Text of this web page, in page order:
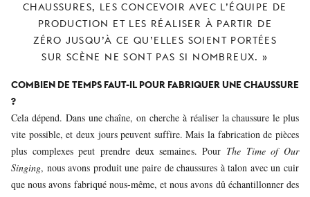
CHAUSSURES, LES CONCEVOIR AVEC L’ÉQUIPE DE
PRODUCTION ET LES RÉALISER À PARTIR DE
ZÉRO JUSQU’À CE QU’ELLES SOIENT PORTÉES
SUR SCÈNE NE SONT PAS SI NOMBREUX. »
COMBIEN DE TEMPS FAUT-IL POUR FABRIQUER UNE CHAUSSURE
?
Cela dépend. Dans une chaîne, on cherche à réaliser la chaussure le plus
vite possible, et deux jours peuvent suffire. Mais la fabrication de pièces
plus complexes peut prendre deux semaines. Pour The Time of Our
Singing, nous avons produit une paire de chaussures à talon avec un cuir
que nous avons fabriqué nous-même, et nous avons dû échantillonner des